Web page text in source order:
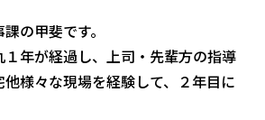
の甲斐です。
年が経過し、上司・先輩方の指導
様々な現場を経験して、２年目に